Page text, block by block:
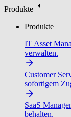
Produkte
Produkte
IT Asset
verwalten.
Customer
sofortigem
SaaS
behalten.